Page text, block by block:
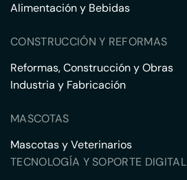
Alimentación y Bebidas
CONSTRUCCIÓN Y REFORMAS
Reformas, Construcción y Obras
Industria y Fabricación
MASCOTAS
Mascotas y Veterinarios
TECNOLOGÍA Y SOPORTE DIGITAL